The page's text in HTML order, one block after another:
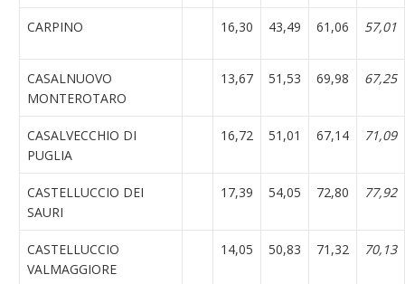
CARPINO 16,30 43,49 61,06 57,01
CASALNUOVO
MONTEROTARO
13,67 51,53 69,98 67,25
CASALVECCHIO DI
PUGLIA
16,72 51,01 67,14 71,09
CASTELLUCCIO DEI
SAURI
17,39 54,05 72,80 77,92
CASTELLUCCIO
VALMAGGIORE
14,05 50,83 71,32 70,13